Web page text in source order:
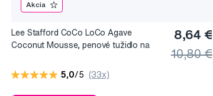
Akcia
Lee Stafford CoCo LoCo Agave
Coconut Mousse, penové tužidlo na
8,64 €
10,80 €
5,0/5 (33x)